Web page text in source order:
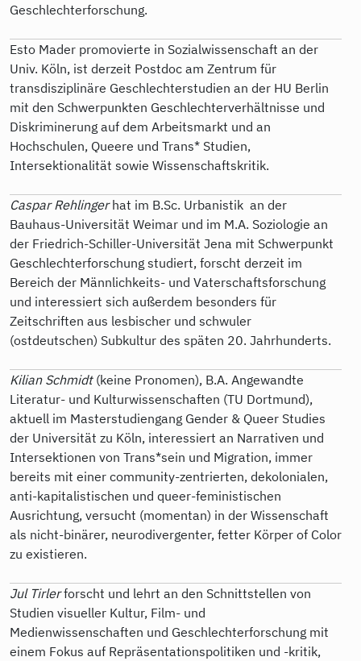
Geschlechterforschung.
Esto Mader promovierte in Sozialwissenschaft an der
Univ. Köln, ist derzeit Postdoc am Zentrum für
transdisziplinäre Geschlechterstudien an der HU Berlin
mit den Schwerpunkten Geschlechterverhältnisse und
Diskriminerung auf dem Arbeitsmarkt und an
Hochschulen, Queere und Trans* Studien,
Intersektionalität sowie Wissenschaftskritik.
Caspar Rehlingerhat im B.Sc. Urbanistik an der
Bauhaus-Universität Weimar und im M.A. Soziologie an
der Friedrich-Schiller-Universität Jena mit Schwerpunkt
Geschlechterforschung studiert, forscht derzeit im
Bereich der Männlichkeits- und Vaterschaftsforschung
und interessiert sich außerdem besonders für
Zeitschriften aus lesbischer und schwuler
(ostdeutschen) Subkultur des späten 20. Jahrhunderts.
Kilian Schmidt(keine Pronomen), B.A. Angewandte
Literatur- und Kulturwissenschaften (TU Dortmund),
aktuell im Masterstudiengang Gender & Queer Studies
der Universität zu Köln, interessiert an Narrativen und
Intersektionen von Trans*sein und Migration, immer
bereits mit einer community-zentrierten, dekolonialen,
anti-kapitalistischen und queer-feministischen
Ausrichtung, versucht (momentan) in der Wissenschaft
als nicht-binärer, neurodivergenter, fetter Körper of Color
zu existieren.
Jul Tirlerforscht und lehrt an den Schnittstellen von
Studien visueller Kultur, Film- und
Medienwissenschaften und Geschlechterforschung mit
einem Fokus auf Repräsentationspolitiken und -kritik,